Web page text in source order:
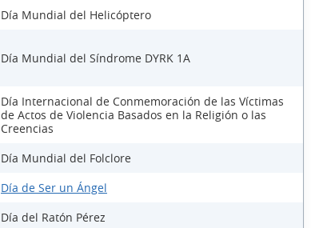
Día Mundial del Helicóptero
Día Mundial del Síndrome DYRK 1A
Día Internacional de Conmemoración de las Víctimas
de Actos de Violencia Basados en la Religión o las
Creencias
Día Mundial del Folclore
Día de Ser un Ángel
Día del Ratón Pérez